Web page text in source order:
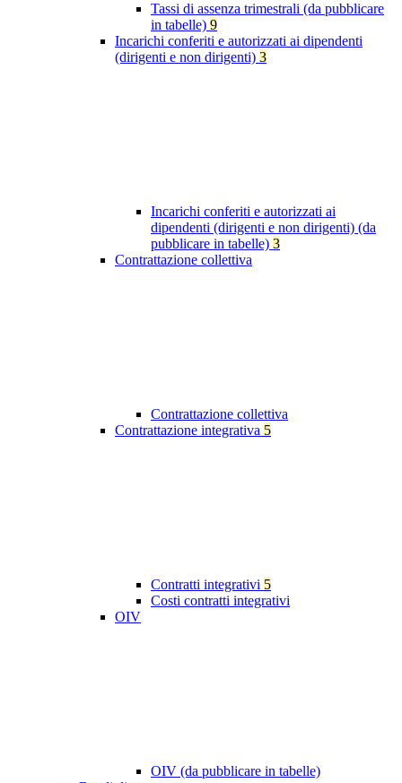
Tassi di assenza trimestrali (da pubblicare
in tabelle) 9
Incarichi conferiti e autorizzati ai dipendenti
(dirigenti e non dirigenti) 3
Incarichi conferiti e autorizzati ai
dipendenti (dirigenti e non dirigenti) (da
pubblicare in tabelle) 3
Contrattazione collettiva
Contrattazione collettiva
Contrattazione integrativa 5
Contratti integrativi 5
Costi contratti integrativi
OIV
OIV (da pubblicare in tabelle)